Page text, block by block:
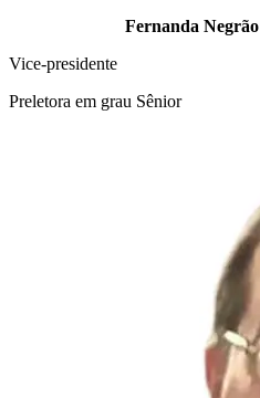
Fernanda Negrão
Vice-presidente
Preletora em grau Sênior